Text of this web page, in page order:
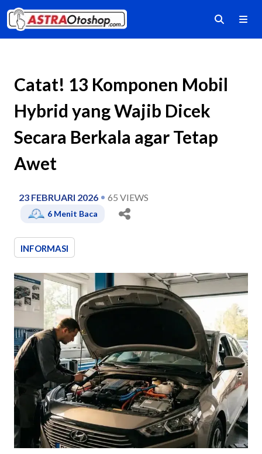
Catat! 13 Komponen Mobil
Hybrid yang Wajib Dicek
Secara Berkala agar Tetap
Awet
23 FEBRUARI 2026 65 VIEWS
6 Menit Baca
INFORMASI